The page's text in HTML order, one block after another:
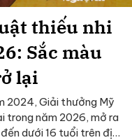
thiếu nhi
Sắc màu
lại
2024, Giải thưởng Mỹ
trong năm 2026, mở ra
dưới 16 tuổi trên địa